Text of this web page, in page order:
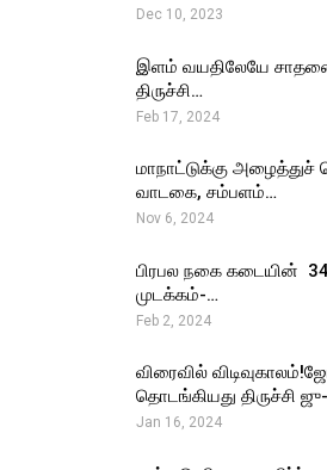
Dec 10, 2023
இளம் வயதிலேயே சாதனை
திருச்சி…
Feb 17, 2024
மாநாட்டுக்கு
வாடகை, சம்பளம்…
Nov 6, 2024
பிரபல நகை கடையின் ₹
முடக்கம்-…
Feb 2, 2024
விரைவில்
தொடங்கியது திருச்சி
Jan 16, 2024